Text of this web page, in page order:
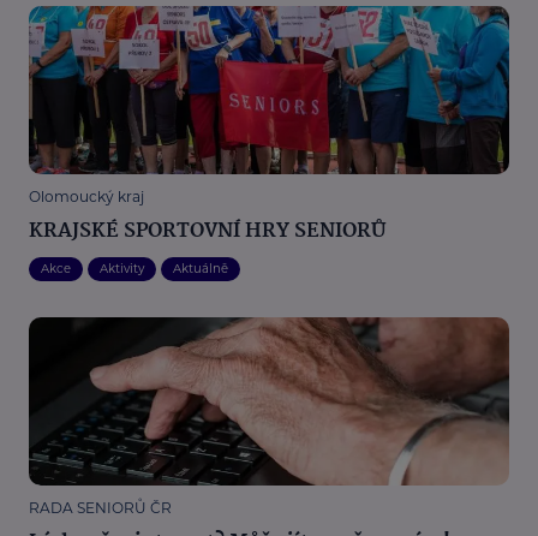
Olomoucký kraj
KRAJSKÉ SPORTOVNÍ HRY SENIORŮ
Akce Aktivity Aktuálně
RADA SENIORŮ ČR